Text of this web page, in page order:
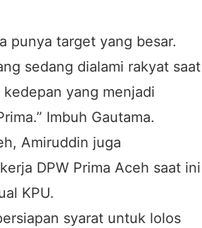
punya target yang besar.
sedang dialami rakyat saat
yang menjadi
Imbuh Gautama.
Amiruddin juga
DPW Prima Aceh saat ini
KPU.
syarat untuk lolos